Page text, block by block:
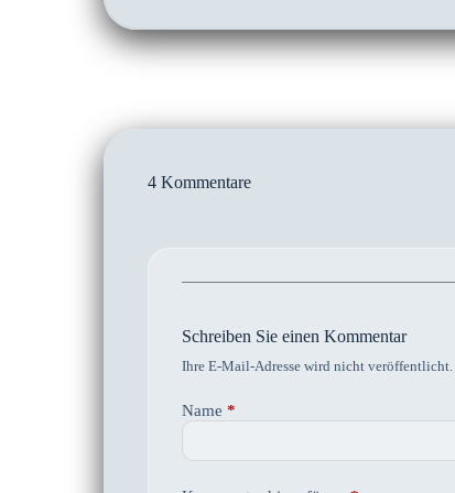
4 Kommentare
Schreiben Sie einen Kommentar
Ihre E-Mail-Adresse wird nicht veröffentlicht.
Name *